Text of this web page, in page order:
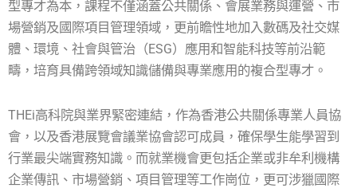
型專才為本，課程不僅涵蓋公共關係、會展業務與運營、市
場營銷及國際項目管理領域，更前瞻性地加入數碼及社交媒
體、環境、社會與管治（ESG）應用和智能科技等前沿範
疇，培育具備跨領域知識儲備與專業應用的複合型專才。
THEi高科院與業界緊密連結，作為香港公共關係專業人員協
會，以及香港展覽會議業協會認可成員，確保學生能學習到
行業最尖端實務知識。而就業機會更包括企業或非牟利機構
企業傳訊、市場營銷、項目管理等工作崗位，更可涉獵國際